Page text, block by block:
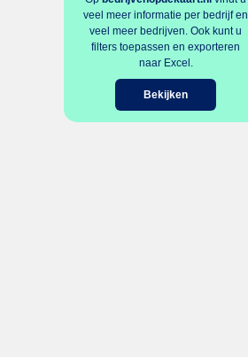
veel meer informatie per bedrijf en
veel meer bedrijven. Ook kunt u
filters toepassen en exporteren
naar Excel.
Bekijken